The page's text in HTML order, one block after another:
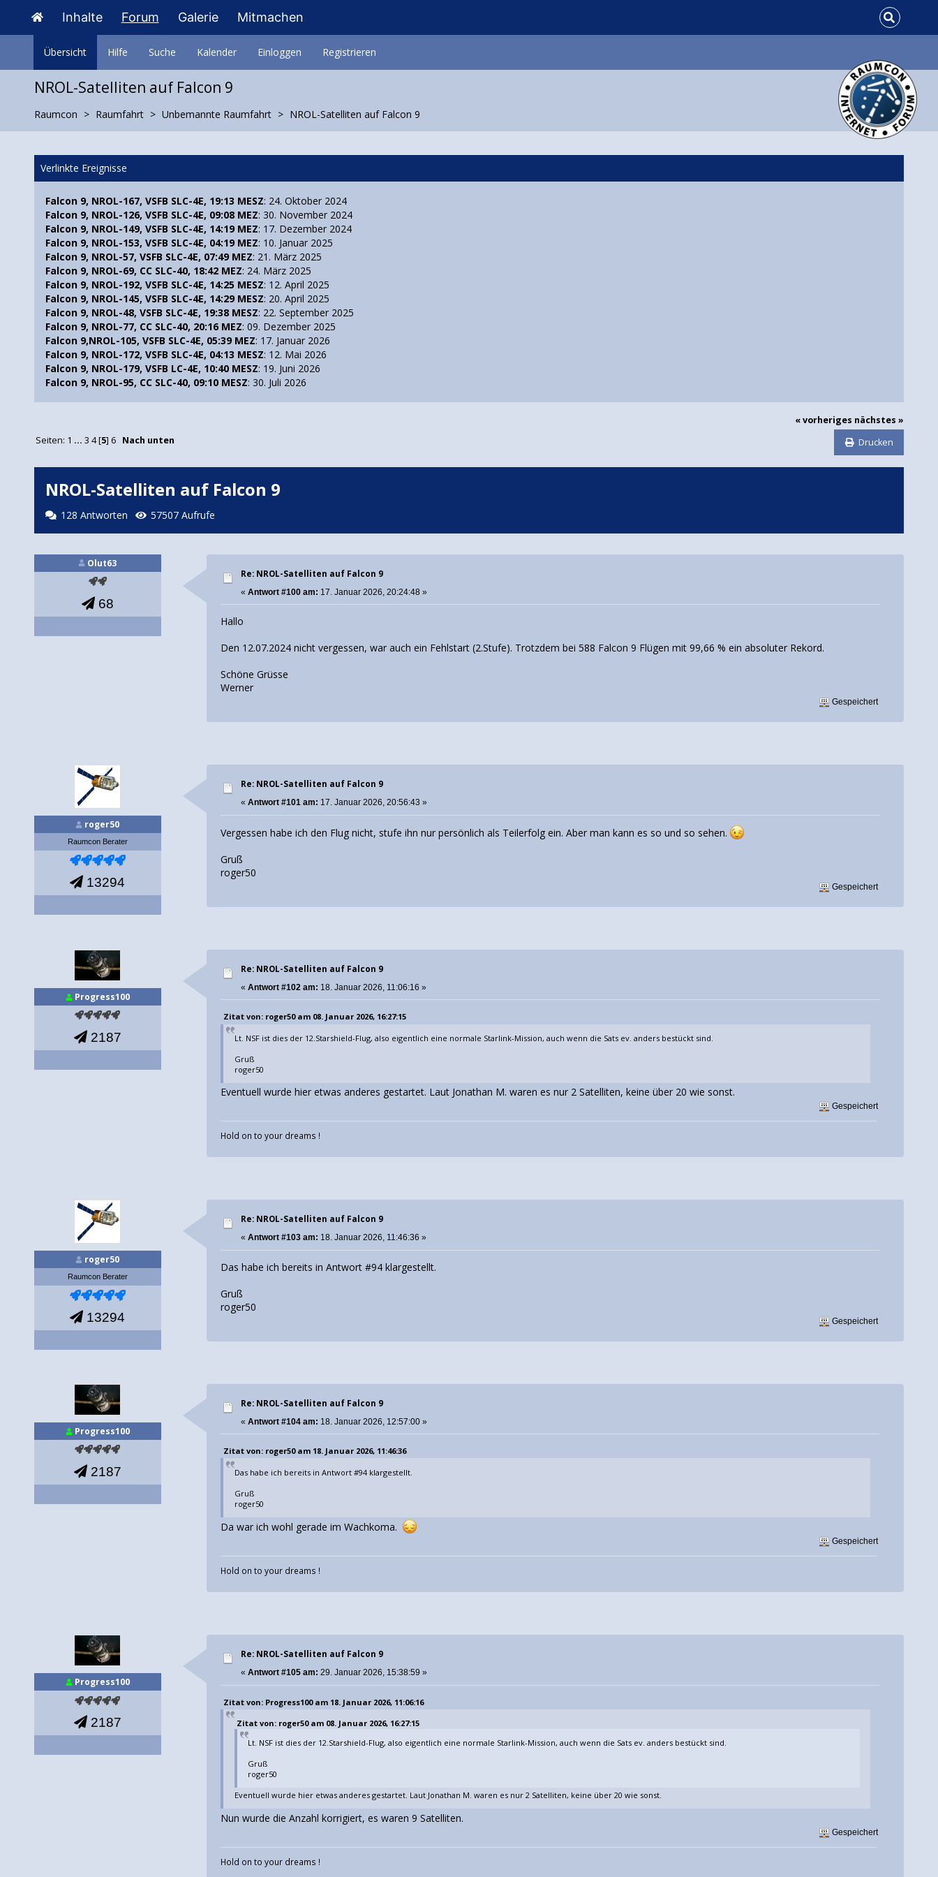
Inhalte Forum Galerie Mitmachen
Übersicht Hilfe Suche Kalender Einloggen Registrieren
NROL-Satelliten auf Falcon 9
Raumcon Raumfahrt Unbemannte Raumfahrt NROL-Satelliten auf Falcon 9
Verlinkte Ereignisse
Falcon 9, NROL-167, VSFB SLC-4E, 19:13 MESZ: 24. Oktober 2024
Falcon 9, NROL-126, VSFB SLC-4E, 09:08 MEZ: 30. November 2024
Falcon 9, NROL-149, VSFB SLC-4E, 14:19 MEZ: 17. Dezember 2024
Falcon 9, NROL-153, VSFB SLC-4E, 04:19 MEZ: 10. Januar 2025
Falcon 9, NROL-57, VSFB SLC-4E, 07:49 MEZ: 21. März 2025
Falcon 9, NROL-69, CC SLC-40, 18:42 MEZ: 24. März 2025
Falcon 9, NROL-192, VSFB SLC-4E, 14:25 MESZ: 12. April 2025
Falcon 9, NROL-145, VSFB SLC-4E, 14:29 MESZ: 20. April 2025
Falcon 9, NROL-48, VSFB SLC-4E, 19:38 MESZ: 22. September 2025
Falcon 9, NROL-77, CC SLC-40, 20:16 MEZ: 09. Dezember 2025
Falcon 9,NROL-105, VSFB SLC-4E, 05:39 MEZ: 17. Januar 2026
Falcon 9, NROL-172, VSFB SLC-4E, 04:13 MESZ: 12. Mai 2026
Falcon 9, NROL-179, VSFB LC-4E, 10:40 MESZ: 19. Juni 2026
Falcon 9, NROL-95, CC SLC-40, 09:10 MESZ: 30. Juli 2026
« vorheriges nächstes »
Drucken
Seiten: 1 ...3 4[5] 6 Nach unten
NROL-Satelliten auf Falcon 9
128 Antworten 57507 Aufrufe
Olut63
68
Re: NROL-Satelliten auf Falcon 9
«Antwort #100 am: 17. Januar 2026, 20:24:48 »
Hallo
Den 12.07.2024 nicht vergessen, war auch ein Fehlstart (2.Stufe). Trotzdem bei 588 Falcon 9 Flügen mit 99,66 % ein absoluter Rekord.
Schöne Grüsse
Werner
Gespeichert
roger50
Raumcon Berater
13294
Re: NROL-Satelliten auf Falcon 9
«Antwort #101 am: 17. Januar 2026, 20:56:43 »
Vergessen habe ich den Flug nicht, stufe ihn nur persönlich als Teilerfolg ein. Aber man kann es so und so sehen.
Gruß
roger50
Gespeichert
Progress100
2187
Re: NROL-Satelliten auf Falcon 9
«Antwort #102 am: 18. Januar 2026, 11:06:16 »
Zitat von: roger50 am 08. Januar 2026, 16:27:15
Lt. NSF ist dies der 12.Starshield-Flug, also eigentlich eine normale Starlink-Mission, auch wenn die Sats ev. anders bestückt sind.
Gruß
roger50
Eventuell wurde hier etwas anderes gestartet. Laut Jonathan M. waren es nur 2 Satelliten, keine über 20 wie sonst.
Gespeichert
Hold on to your dreams !
roger50
Raumcon Berater
13294
Re: NROL-Satelliten auf Falcon 9
«Antwort #103 am: 18. Januar 2026, 11:46:36 »
Das habe ich bereits in Antwort #94 klargestellt.
Gruß
roger50
Gespeichert
Progress100
2187
Re: NROL-Satelliten auf Falcon 9
«Antwort #104 am: 18. Januar 2026, 12:57:00 »
Zitat von: roger50 am 18. Januar 2026, 11:46:36
Das habe ich bereits in Antwort #94 klargestellt.
Gruß
roger50
Da war ich wohl gerade im Wachkoma.
Gespeichert
Hold on to your dreams !
Progress100
2187
Re: NROL-Satelliten auf Falcon 9
«Antwort #105 am: 29. Januar 2026, 15:38:59 »
Zitat von: Progress100 am 18. Januar 2026, 11:06:16
Zitat von: roger50 am 08. Januar 2026, 16:27:15
Lt. NSF ist dies der 12.Starshield-Flug, also eigentlich eine normale Starlink-Mission, auch wenn die Sats ev. anders bestückt sind.
Gruß
roger50
Eventuell wurde hier etwas anderes gestartet. Laut Jonathan M. waren es nur 2 Satelliten, keine über 20 wie sonst.
Nun wurde die Anzahl korrigiert, es waren 9 Satelliten.
Gespeichert
Hold on to your dreams !